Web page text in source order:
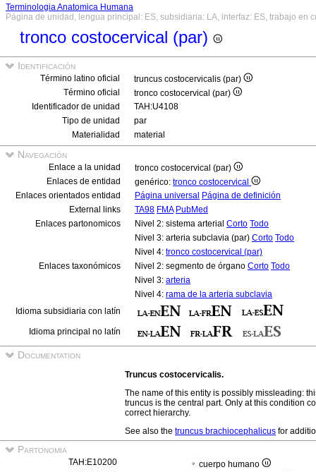
Terminologia Anatomica Humana
Página de unidad, lengua principal: ES, subsidiaria: LA, interfaz: ES, trabajo en
tronco costocervical (par)
Identificación
Término latino oficial
truncus costocervicalis (par)
Término oficial
tronco costocervical (par)
Identificador de unidad
TAH:U4108
Tipo de unidad
par
Materialidad
material
Navegación
Enlace a la unidad
tronco costocervical (par)
Enlaces de entidad
genérico: tronco costocervical
Enlaces orientados entidad
Página universal Página de definición
External links
TA98 FMA PubMed
Enlaces partonomicos
Nivel 2: sistema arterial Corto Todo
Nivel 3: arteria subclavia (par) Corto Todo
Nivel 4: tronco costocervical (par)
Enlaces taxonómicos
Nivel 2: segmento de órgano Corto Todo
Nivel 3: arteria
Nivel 4: rama de la arteria subclavia
Idioma subsidiaria con latín
Idioma principal no latín
Documentation
Truncus costocervicalis.
The name of this entity is possibly missleading:
truncus is the central part. Only at this condition
correct hierarchy.
See also the truncus brachiocephalicus for
Partonomia
TAH:E10200
cuerpo humano